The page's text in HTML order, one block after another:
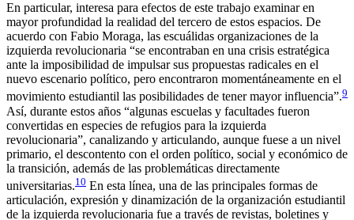
En particular, interesa para efectos de este trabajo examinar en
mayor profundidad la realidad del tercero de estos espacios. De
acuerdo con Fabio Moraga, las escuálidas organizaciones de la
izquierda revolucionaria “se encontraban en una crisis estratégica
ante la imposibilidad de impulsar sus propuestas radicales en el
nuevo escenario político, pero encontraron momentáneamente en el
movimiento estudiantil las posibilidades de tener mayor influencia”.9
Así, durante estos años “algunas escuelas y facultades fueron
convertidas en especies de refugios para la izquierda
revolucionaria”, canalizando y articulando, aunque fuese a un nivel
primario, el descontento con el orden político, social y económico de
la transición, además de las problemáticas directamente
universitarias.10 En esta línea, una de las principales formas de
articulación, expresión y dinamización de la organización estudiantil
de la izquierda revolucionaria fue a través de revistas, boletines y